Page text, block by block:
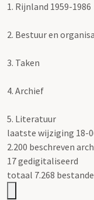
1. Rijnland 1959-1986
2. Bestuur en
3. Taken
4. Archief
5. Literatuur
laatste wijziging 18-
2.200 beschreven
17 gedigitaliseerd
totaal 7.268